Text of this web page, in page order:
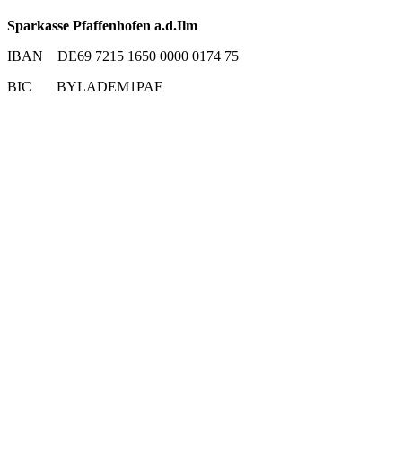
Sparkasse Pfaffenhofen a.d.Ilm
IBAN DE69 7215 1650 0000 0174 75
BIC BYLADEM1PAF